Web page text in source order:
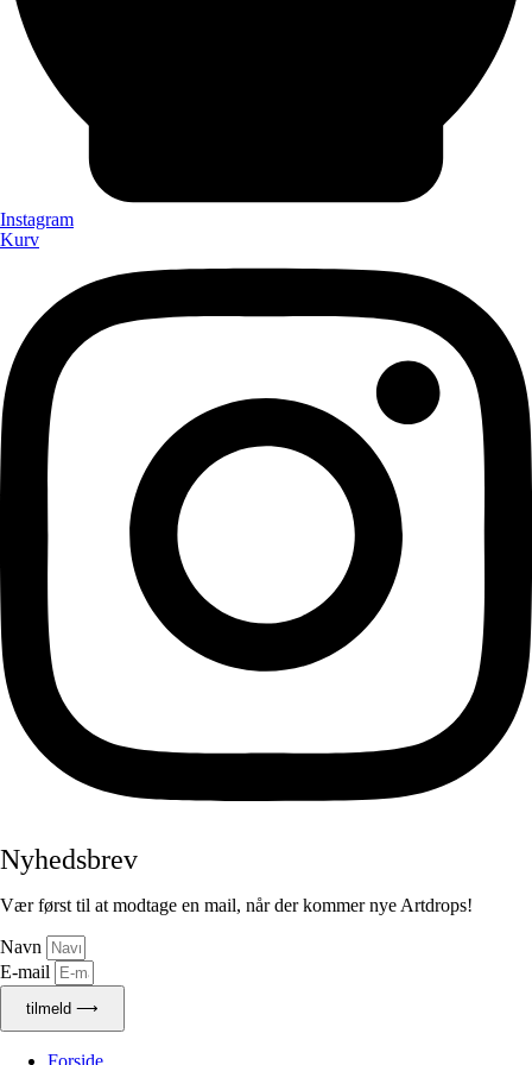
Kurv
Instagram
Nyhedsbrev
Vær først til at modtage en mail, når der kommer nye Artdrops!
Navn
E-mail
tilmeld ⟶
Forside